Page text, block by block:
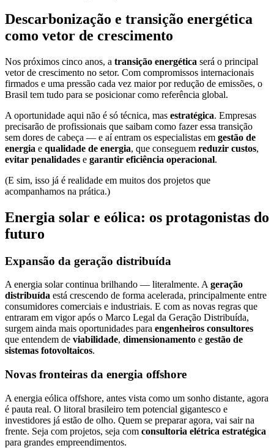
Descarbonização e transição energética
como vetor de crescimento
Nos próximos cinco anos, a transição energética será o principal
vetor de crescimento no setor. Com compromissos internacionais
firmados e uma pressão cada vez maior por redução de emissões, o
Brasil tem tudo para se posicionar como referência global.
A oportunidade aqui não é só técnica, mas estratégica. Empresas
precisarão de profissionais que saibam como fazer essa transição
sem dores de cabeça — e aí entram os especialistas em gestão de
energia e qualidade de energia, que conseguem reduzir custos,
evitar penalidades e garantir eficiência operacional.
(E sim, isso já é realidade em muitos dos projetos que
acompanhamos na prática.)
Energia solar e eólica: os protagonistas do
futuro
Expansão da geração distribuída
A energia solar continua brilhando — literalmente. A geração
distribuída está crescendo de forma acelerada, principalmente entre
consumidores comerciais e industriais. E com as novas regras que
entraram em vigor após o Marco Legal da Geração Distribuída,
surgem ainda mais oportunidades para engenheiros consultores
que entendem de viabilidade, dimensionamento e gestão de
sistemas fotovoltaicos.
Novas fronteiras da energia offshore
A energia eólica offshore, antes vista como um sonho distante, agora
é pauta real. O litoral brasileiro tem potencial gigantesco e
investidores já estão de olho. Quem se preparar agora, vai sair na
frente. Seja com projetos, seja com consultoria elétrica estratégica
para grandes empreendimentos.